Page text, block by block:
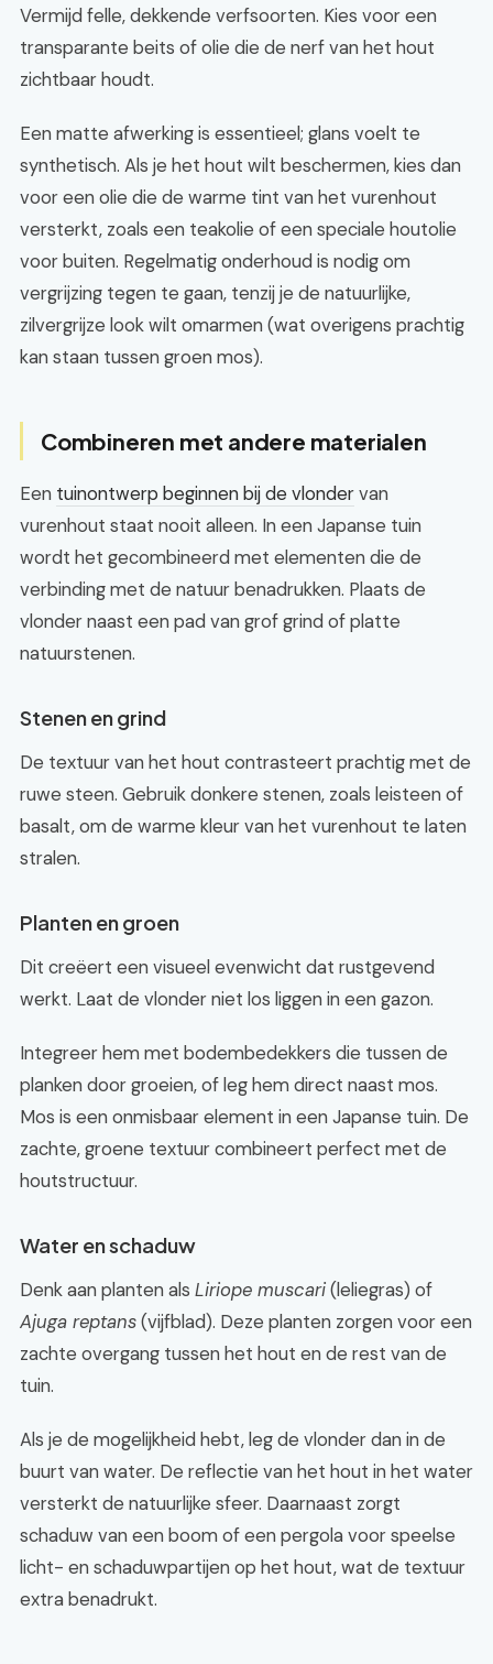
Vermijd felle, dekkende verfsoorten. Kies voor een
transparante beits of olie die de nerf van het hout
zichtbaar houdt.
Een matte afwerking is essentieel; glans voelt te
synthetisch. Als je het hout wilt beschermen, kies dan
voor een olie die de warme tint van het vurenhout
versterkt, zoals een teakolie of een speciale houtolie
voor buiten. Regelmatig onderhoud is nodig om
vergrijzing tegen te gaan, tenzij je de natuurlijke,
zilvergrijze look wilt omarmen (wat overigens prachtig
kan staan tussen groen mos).
Combineren met andere materialen
Een tuinontwerp beginnen bij de vlondervan
vurenhout staat nooit alleen. In een Japanse tuin
wordt het gecombineerd met elementen die de
verbinding met de natuur benadrukken. Plaats de
vlonder naast een pad van grof grind of platte
natuurstenen.
Stenen en grind
De textuur van het hout contrasteert prachtig met de
ruwe steen. Gebruik donkere stenen, zoals leisteen of
basalt, om de warme kleur van het vurenhout te laten
stralen.
Planten en groen
Dit creëert een visueel evenwicht dat rustgevend
werkt. Laat de vlonder niet los liggen in een gazon.
Integreer hem met bodembedekkers die tussen de
planken door groeien, of leg hem direct naast mos.
Mos is een onmisbaar element in een Japanse tuin. De
zachte, groene textuur combineert perfect met de
houtstructuur.
Water en schaduw
Denk aan planten als Liriope muscari(leliegras) of
Ajuga reptans(vijfblad). Deze planten zorgen voor een
zachte overgang tussen het hout en de rest van de
tuin.
Als je de mogelijkheid hebt, leg de vlonder dan in de
buurt van water. De reflectie van het hout in het water
versterkt de natuurlijke sfeer. Daarnaast zorgt
schaduw van een boom of een pergola voor speelse
licht- en schaduwpartijen op het hout, wat de textuur
extra benadrukt.